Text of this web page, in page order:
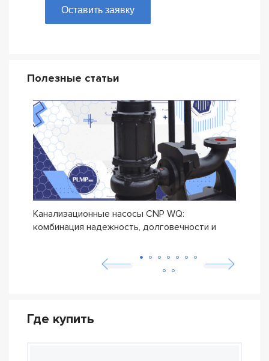
Оставить заявку
Полезные статьи
Канализационные насосы CNP WQ:
комбинация надежность, долговечности и
Где купить